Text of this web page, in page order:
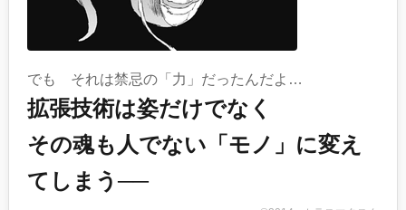
でも それは禁忌の「力」だったんだよ…
拡張技術は姿だけでなく
その魂も人でない「モノ」に変え
てしまう──